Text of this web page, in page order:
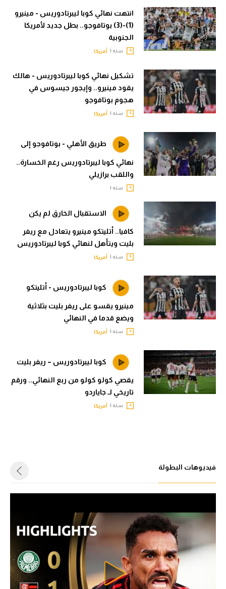
انتهت نهائي كوبا ليبرتادوريس - مينيرو
(1)-(3) بوتافوجو.. بطل جديد لأمريكا
الجنوبية
سنه | أمريكا
تشكيل نهائي كوبا ليبرتادوريس - هالك
يقود مينيرو.. وإيجور جيسوس في
هجوم بوتافوجو
سنه | أمريكا
طريق الأهلي - بوتافوجو إلى
نهائي كوبا ليبرتادوريس رغم الخسارة..
واللقب برازيلي
سنه |
الاستقبال الخارق لم يكن
كافيا.. أتليتكو مينيرو يتعادل مع ريفر
بليت ويتأهل لنهائي كوبا ليبرتادوريس
سنه | أمريكا
كوبا ليبرتادوريس - أتليتكو
مينيرو يقسو على ريفر بليت بثلاثية
ويضع قدما في النهائي
سنه | أمريكا
كوبا ليبرتادوريس – ريفر بليت
يقصي كولو كولو من ربع النهائي.. ورقم
تاريخي لـ جاياردو
سنه | أمريكا
فيديوهات البطولة